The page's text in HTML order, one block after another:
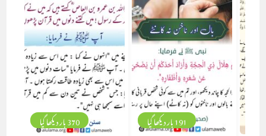
191 بار دیکھا گیا 370 بار دیکھا گیا